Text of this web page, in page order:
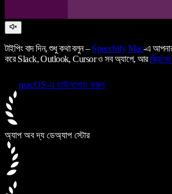
টাইপিং বাদ দিন, শুধু কথা বলুন – Speechify Mac-এ আপনার
করে Slack, Outlook, Cursor ও সব অ্যাপে, আর
macOS-এ ডাউনলোড করুন
অ্যাপ অব দ্য ডেঅ্যাপ স্টোর